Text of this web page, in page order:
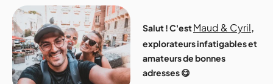
Salut ! C'estMaud & Cyril,
explorateurs infatigables et
amateurs de bonnes
adresses 😋